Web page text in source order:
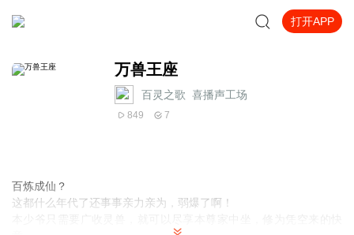
打开APP
万兽王座
百灵之歌_喜播声工场
849 7
百炼成仙？
这都什么年代了还事事亲力亲为，弱爆了啊！